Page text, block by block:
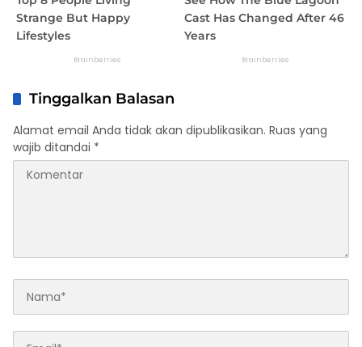
Tinggalkan Balasan
Alamat email Anda tidak akan dipublikasikan. Ruas yang
wajib ditandai *